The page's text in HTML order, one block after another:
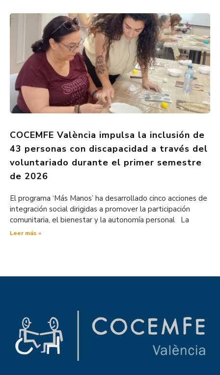
COCEMFE València impulsa la inclusión de
43 personas con discapacidad a través del
voluntariado durante el primer semestre
de 2026
El programa ‘Más Manos’ ha desarrollado cinco acciones de
integración social dirigidas a promover la participación
comunitaria, el bienestar y la autonomía personal La
Leer más »